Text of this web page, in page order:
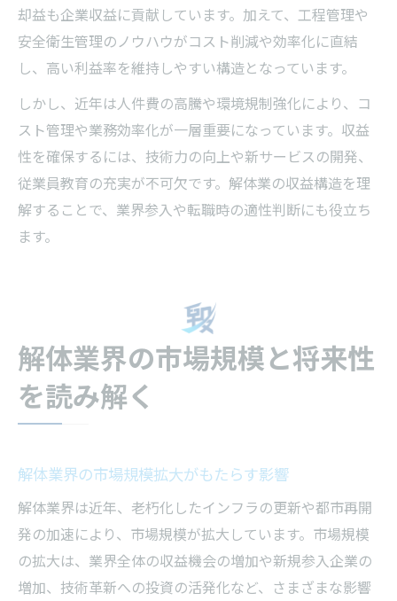
却益も企業収益に貢献しています。加えて、工程管理や
安全衛生管理のノウハウがコスト削減や効率化に直結
し、高い利益率を維持しやすい構造となっています。
しかし、近年は人件費の高騰や環境規制強化により、コ
スト管理や業務効率化が一層重要になっています。収益
性を確保するには、技術力の向上や新サービスの開発、
従業員教育の充実が不可欠です。解体業の収益構造を理
解することで、業界参入や転職時の適性判断にも役立ち
ます。
解体業界の市場規模と将来性
を読み解く
解体業界の市場規模拡大がもたらす影響
解体業界は近年、老朽化したインフラの更新や都市再開
発の加速により、市場規模が拡大しています。市場規模
の拡大は、業界全体の収益機会の増加や新規参入企業の
増加、技術革新への投資の活発化など、さまざまな影響